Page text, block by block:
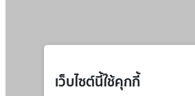
เว็บไซต์นี้ใช้คุกกี้